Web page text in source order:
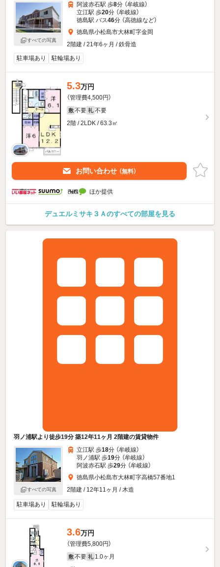
すべての写真
阿波赤石駅 歩8分 （牟岐線）
立江駅 歩20分 （牟岐線）
徳島駅 バス46分 （高徳線など）
徳島県小松島市大林町字金岡
2階建 / 21年6ヶ月 / 鉄骨造
駐車場あり
駐輪場あり
5.3万円
（管理費4,500円）
敷 不要 礼 不要
2階 / 2LDK / 63.3㎡
お問い合わせ （無料）
ほか提供
デュエルミサキ３Ａのすべての部屋を見る
羽ノ浦駅より徒歩19分 築12年11ヶ月 2階建の賃貸物件
すべての写真
立江駅 歩18分 （牟岐線）
羽ノ浦駅 歩19分 （牟岐線）
阿波赤石駅 歩29分 （牟岐線）
徳島県小松島市大林町字高橋57番地1
2階建 / 12年11ヶ月 / 木造
駐車場あり 駐輪場あり
3.6万円
（管理費5,800円）
敷 不要 礼 1.0ヶ月